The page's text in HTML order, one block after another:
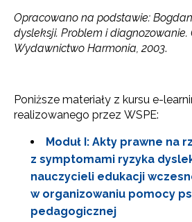
Opracowano na podstawie:
dysleksji. Problem i diagnozowanie.
Wydawnictwo Harmonia, 2003.
Poniższe materiały z kursu e-
realizowanego przez WSPE:
Moduł I: Akty prawne na
z symptomami ryzyka
nauczycieli edukacji
w organizowaniu pomocy
pedagogicznej